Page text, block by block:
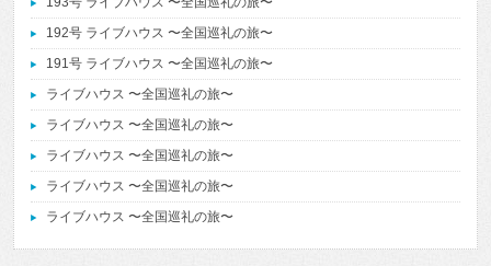
192号 ライブハウス 〜全国巡礼の旅〜
191号 ライブハウス 〜全国巡礼の旅〜
ライブハウス 〜全国巡礼の旅〜
ライブハウス 〜全国巡礼の旅〜
ライブハウス 〜全国巡礼の旅〜
ライブハウス 〜全国巡礼の旅〜
ライブハウス 〜全国巡礼の旅〜